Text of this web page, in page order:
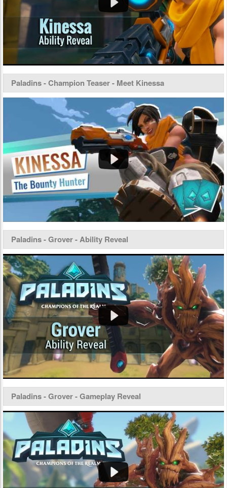
Paladins - Champion Teaser - Meet Kinessa
Paladins - Grover - Ability Reveal
Paladins - Grover - Gameplay Reveal